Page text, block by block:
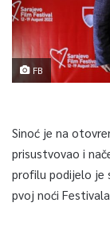
FB
Sinoć je na
prisustvovao i
profilu podijelo je
pvoj noći Festivala.